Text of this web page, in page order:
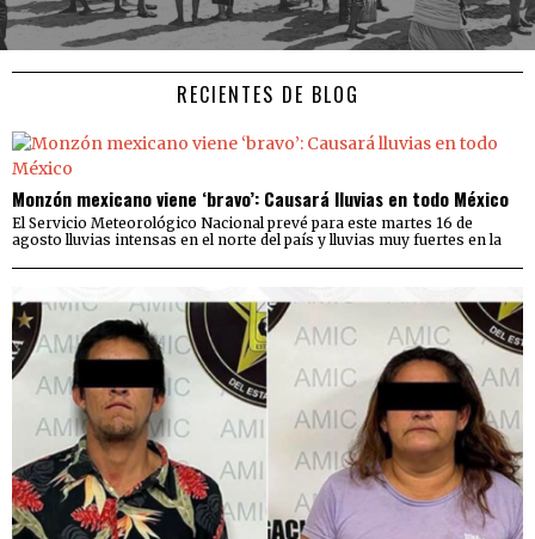
RECIENTES DE BLOG
Monzón mexicano viene ‘bravo’: Causará lluvias en todo México
El Servicio Meteorológico Nacional prevé para este martes 16 de
agosto lluvias intensas en el norte del país y lluvias muy fuertes en la